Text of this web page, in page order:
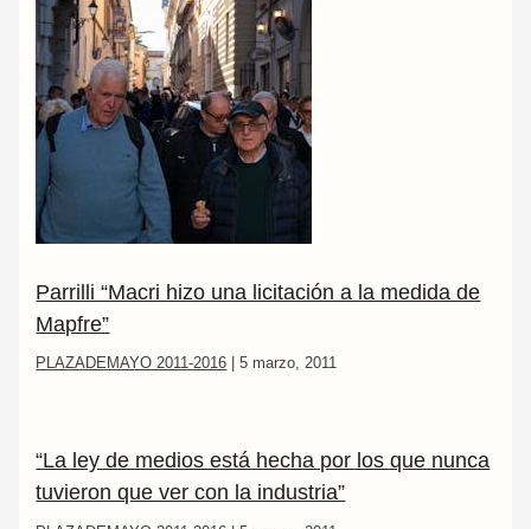
Parrilli “Macri hizo una licitación a la medida de
Mapfre”
PLAZADEMAYO 2011-2016 |5 marzo, 2011
“La ley de medios está hecha por los que nunca
tuvieron que ver con la industria”